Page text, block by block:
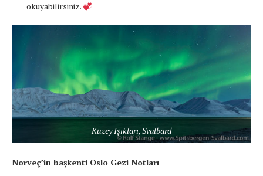
okuyabilirsiniz.
Kuzey Işıkları, Svalbard
Norveç’in başkenti Oslo Gezi Notları